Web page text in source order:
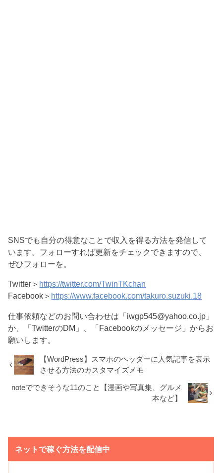
SNSでも自分の得意なことで収入を得る方法を発信して
います。フォローすれば更新をチェックできますので、
ぜひフォローを。
Twitter＞ https://twitter.com/TwinTKchan
Facebook＞ https://www.facebook.com/takuro.suzuki.18
仕事依頼などのお問い合わせは「iwgp545@yahoo.co.jp」
か、「TwitterのDM」、「Facebookのメッセージ」からお
願いします。
【WordPress】スマホのヘッダーに人気記事を表示
させる方法のカスタマイズメモ
noteでできそうな11のこと【漫画や写真集、グルメ
本など】
ネットで稼ぐ方法を配信中